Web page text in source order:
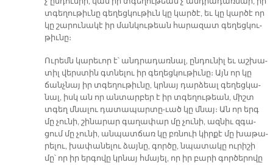
տգե­ղու­թիւ­նը գե­ղեց­կու­թիւն կը կար­ծէ, եւ կը կար­ծէ որ
կը շա­րու­նա­կէ իր ման­կու­թե­ան հա­րա­զատ գե­ղեց­կու­
թիւ­նը։
Ու­րեմն կա­րե­ւոր է՝ անդ­րա­դառ­նալ, ըն­դու­նիլ եւ աշ­խա­
տիլ վերս­տին գտնե­լու իր գե­ղեց­կու­թիւ­նը։ Այն որ կը
ճանչ­նայ իր տգե­ղու­թիւ­նը, կրնայ դար­ձեալ գե­ղեց­կա­
նալ, իսկ ան որ ան­տար­բեր է իր տգե­ղու­թեան, միշտ
տգեղ մնա­լու դա­տա­պար­տը-ւած կը մնայ։ Ան որ երգ
մը չու­նի, շի­նա­րար գա­ղա­փար մը չու­նի, ազ­նիւ զգա­
ցում մը չու­նի, ան­պատ­ճառ կը բռնուի կիր­քէ մը խա­թա­
րե­լու, խա­փա­նե­լու ձայ­նը, գոր­ծը, նպա­տա­կը ու­րի­շի
մը՝ որ իր եր­գո­վը կրնայ հմա­յել, որ իր բա­րի գոր­ծե­րո­վը